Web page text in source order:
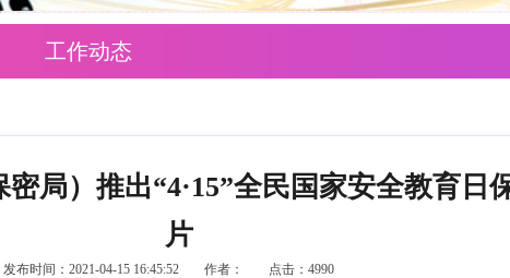
工作动态
局）推出“4·15”全民国家安全教育日
片
发布时间：2021-04-15 16:45:52 作者： 点击：4990